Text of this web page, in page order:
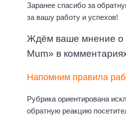
Заранее спасибо за
за вашу работу и успехов!
Ждём ваше мнение о
Mum» в
Напомним правила
Рубрика ориентирована
обратную реакцию